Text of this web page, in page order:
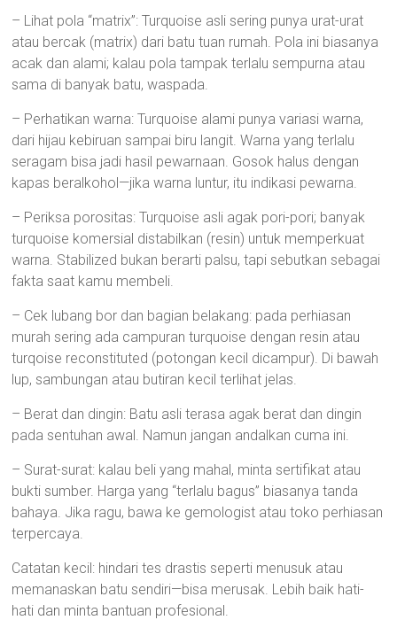
– Lihat pola “matrix”: Turquoise asli sering punya urat-urat
atau bercak (matrix) dari batu tuan rumah. Pola ini biasanya
acak dan alami; kalau pola tampak terlalu sempurna atau
sama di banyak batu, waspada.
– Perhatikan warna: Turquoise alami punya variasi warna,
dari hijau kebiruan sampai biru langit. Warna yang terlalu
seragam bisa jadi hasil pewarnaan. Gosok halus dengan
kapas beralkohol—jika warna luntur, itu indikasi pewarna.
– Periksa porositas: Turquoise asli agak pori-pori; banyak
turquoise komersial distabilkan (resin) untuk memperkuat
warna. Stabilized bukan berarti palsu, tapi sebutkan sebagai
fakta saat kamu membeli.
– Cek lubang bor dan bagian belakang: pada perhiasan
murah sering ada campuran turquoise dengan resin atau
turqoise reconstituted (potongan kecil dicampur). Di bawah
lup, sambungan atau butiran kecil terlihat jelas.
– Berat dan dingin: Batu asli terasa agak berat dan dingin
pada sentuhan awal. Namun jangan andalkan cuma ini.
– Surat-surat: kalau beli yang mahal, minta sertifikat atau
bukti sumber. Harga yang “terlalu bagus” biasanya tanda
bahaya. Jika ragu, bawa ke gemologist atau toko perhiasan
terpercaya.
Catatan kecil: hindari tes drastis seperti menusuk atau
memanaskan batu sendiri—bisa merusak. Lebih baik hati-
hati dan minta bantuan profesional.